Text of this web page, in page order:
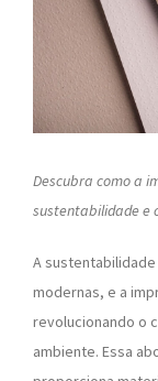
Descubra como a
sustentabilidade e
A
modernas, e a
revolucionando o
ambiente. Essa